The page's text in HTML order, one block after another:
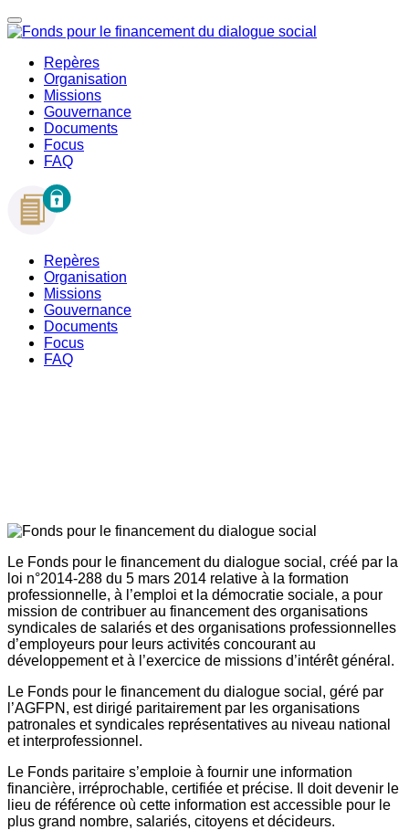
Repères
Organisation
Missions
Gouvernance
Documents
Focus
FAQ
Repères
Organisation
Missions
Gouvernance
Documents
Focus
FAQ
Le Fonds pour le financement du dialogue social, créé par la
loi n°2014-288 du 5 mars 2014 relative à la formation
professionnelle, à l’emploi et la démocratie sociale, a pour
mission de contribuer au financement des organisations
syndicales de salariés et des organisations professionnelles
d’employeurs pour leurs activités concourant au
développement et à l’exercice de missions d’intérêt général.
Le Fonds pour le financement du dialogue social, géré par
l’AGFPN, est dirigé paritairement par les organisations
patronales et syndicales représentatives au niveau national
et interprofessionnel.
Le Fonds paritaire s’emploie à fournir une information
financière, irréprochable, certifiée et précise. Il doit devenir le
lieu de référence où cette information est accessible pour le
plus grand nombre, salariés, citoyens et décideurs.